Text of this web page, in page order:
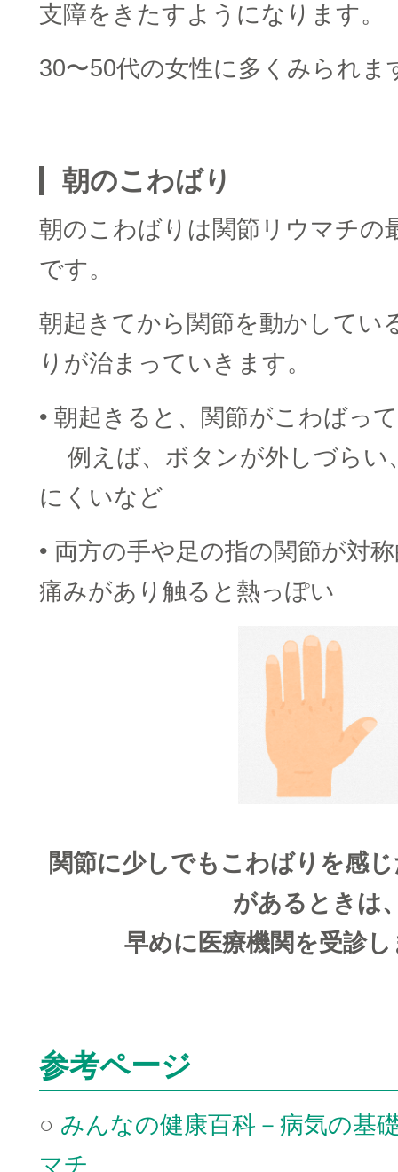
支障をきたすようになります。
30〜50代の女性に多くみられま
朝のこわばり
朝のこわばりは関節リウマチの
です。
朝起きてから関節を動かしてい
りが治まっていきます。
• 朝起きると、関節がこわばっ
例えば、ボタンが外しづらい
にくいなど
• 両方の手や足の指の関節が対
痛みがあり触ると熱っぽい
関節に少しでもこわばりを感
があるときは
早めに医療機関を受診
参考ページ
○ みんなの健康百科－病気の基
マチ